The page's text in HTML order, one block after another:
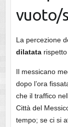
vuoto/
La percezione
dilatatarispetto
Il messicano
dopo l’ora
che il traffico
Città del
tempo; se ci si